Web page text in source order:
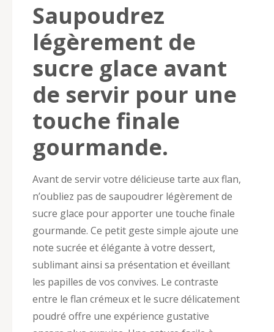
Saupoudrez
légèrement de
sucre glace avant
de servir pour une
touche finale
gourmande.
Avant de servir votre délicieuse tarte aux flan,
n’oubliez pas de saupoudrer légèrement de
sucre glace pour apporter une touche finale
gourmande. Ce petit geste simple ajoute une
note sucrée et élégante à votre dessert,
sublimant ainsi sa présentation et éveillant
les papilles de vos convives. Le contraste
entre le flan crémeux et le sucre délicatement
poudré offre une expérience gustative